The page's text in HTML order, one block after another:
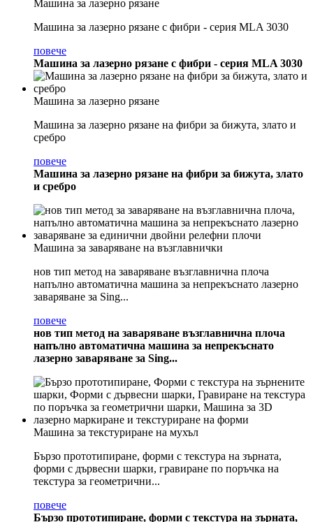
Машина за лазерно рязане
Машина за лазерно рязане с фибри - серия MLA 3030
повече
Машина за лазерно рязане с фибри - серия MLA 3030
Машина за лазерно рязане
Машина за лазерно рязане на фибри за бижута, злато и
сребро
повече
Машина за лазерно рязане на фибри за бижута, злато
и сребро
Машина за заваряване на възглавнички
нов тип метод на заваряване възглавнична плоча
напълно автоматична машина за непрекъснато лазерно
заваряване за Sing...
повече
нов тип метод на заваряване възглавнична плоча
напълно автоматична машина за непрекъснато
лазерно заваряване за Sing...
Машина за текстуриране на мухъл
Бързо прототипиране, форми с текстура на зърната,
форми с дървесни шарки, гравиране по поръчка на
текстура за геометрични...
повече
Бързо прототипиране, форми с текстура на зърната,